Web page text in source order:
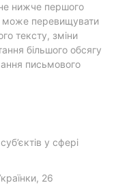
нижче першого
може перевищувати
тексту, зміни
більшого обсягу
письмового
у сфері
26